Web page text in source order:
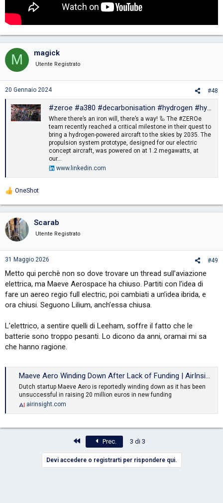
M magick
Utente Registrato
20 Gennaio 2024 #48
#zeroe #a380 #decarbonisation #hydrogen #hydrogenpropulsion #innovation #technology | Sabine Klauke | 38 commenti
Where there’s an iron will, there’s a way! 🦾 The #ZEROe
team recently reached a critical milestone in their quest to
bring a hydrogen-powered aircraft to the skies by 2035. The
propulsion system prototype, designed for our electric
concept aircraft, was powered on at 1.2 megawatts, at
our...
www.linkedin.com
R
t
i
n
s
OneShot
Scarab
Utente Registrato
31 Maggio 2026 #49
Metto qui perchè non so dove trovare un thread sull’aviazione
elettrica, ma Maeve Aerospace ha chiuso. Partiti con l’idea di
fare un aereo regio full electric, poi cambiati a un’idea ibrida, e
ora chiusi. Seguono Lilium, anch’essa chiusa.
L’elettrico, a sentire quelli di Leeham, soffre il fatto che le
batterie sono troppo pesanti. Lo dicono da anni, oramai mi sa
che hanno ragione.
Maeve Aero Winding Down After Lack of Funding | AirInsight
Dutch startup Maeve Aero is reportedly winding down as it has been
unsuccessful in raising 20 million euros in new funding
airinsight.com
Primo Prec. 3 di 3
Devi accedere o registrarti per rispondere qui.